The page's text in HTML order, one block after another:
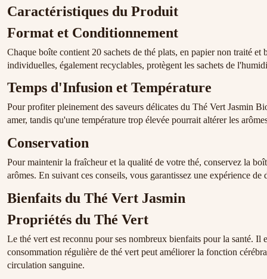
Caractéristiques du Produit
Format et Conditionnement
Chaque boîte contient 20 sachets de thé plats, en papier non traité
individuelles, également recyclables, protègent les sachets de
Temps d'Infusion et Température
Pour profiter pleinement des saveurs délicates du Thé Vert Jasmin
amer, tandis qu'une température trop élevée pourrait altérer les
Conservation
Pour maintenir la fraîcheur et la qualité de votre thé, conservez la
arômes. En suivant ces conseils, vous garantissez une expérience
Bienfaits du Thé Vert Jasmin
Propriétés du Thé Vert
Le thé vert est reconnu pour ses nombreux bienfaits pour la santé.
consommation régulière de thé vert peut améliorer la fonction
circulation sanguine.